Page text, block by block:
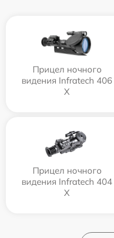
Прицел ночного
видения Infratech 406
Х
Прицел ночного
видения Infratech 404
Х